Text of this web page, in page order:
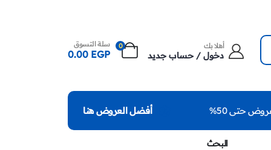
أهلا بك
دخول / حساب جديد
0 سلة التسوق
0.00 EGP
حتى 50% أفضل العروض هنا
البحث